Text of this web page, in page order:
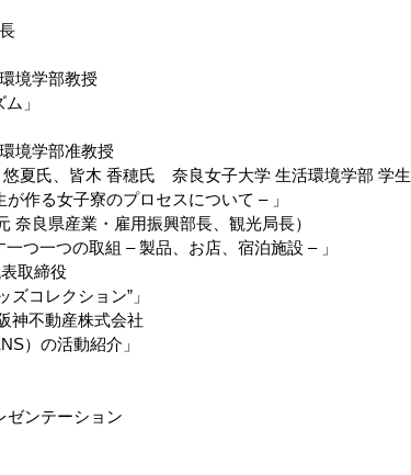
学部教授
」
学部准教授
皆木 香穂氏 奈良女子大学 生活環境学部 学生
女子寮のプロセスについて – 」
産業・雇用振興部長、観光局長）
の取組 – 製品、お店、宿泊施設 – 」
締役
レクション”」
動産株式会社
の活動紹介」
テーション